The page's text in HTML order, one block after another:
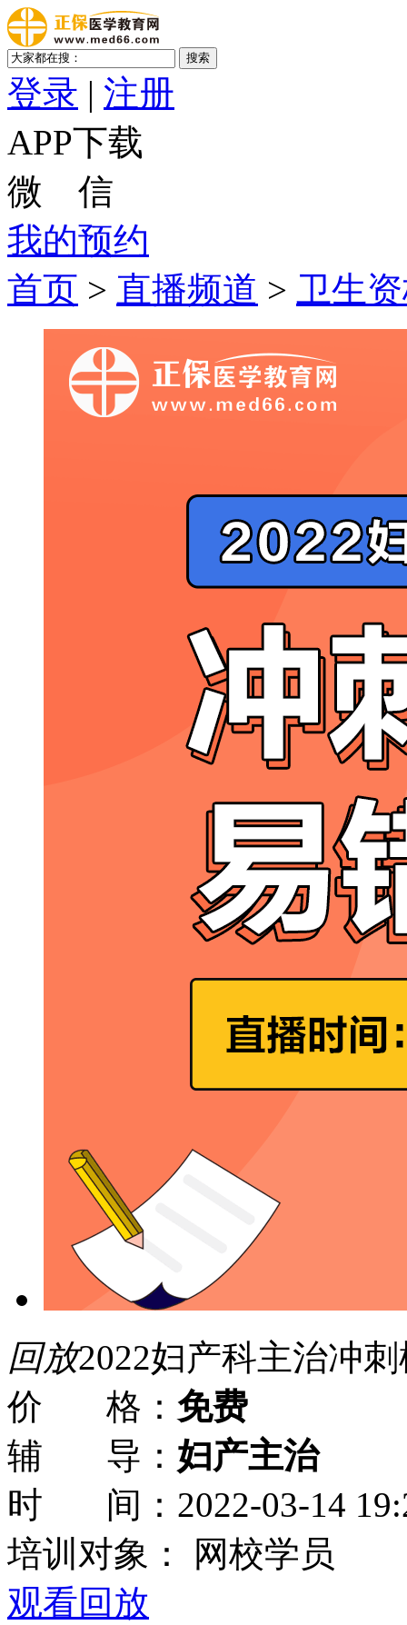
登录 | 注册
APP下载
微 信
我的预约
首页 > 直播频道 > 卫生
回放2022妇产科主治冲
价 格： 免费
辅 导： 妇产主治
时 间： 2022-03-14
培训对象：
网校学员
观看回放